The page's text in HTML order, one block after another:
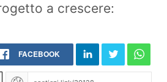
a crescere:
FACEBOOK